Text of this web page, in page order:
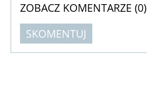
ZOBACZ KOMENTARZE (0)
SKOMENTUJ